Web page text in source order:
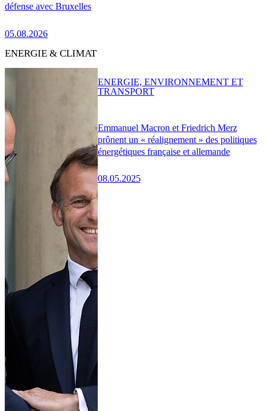
défense avec Bruxelles
05.08.2026
ENERGIE & CLIMAT
Emmanuel Macron et Friedrich Merz
prônent un « réalignement » des politiques
énergétiques française et allemande
08.05.2025
ENERGIE, ENVIRONNEMENT ET
TRANSPORT